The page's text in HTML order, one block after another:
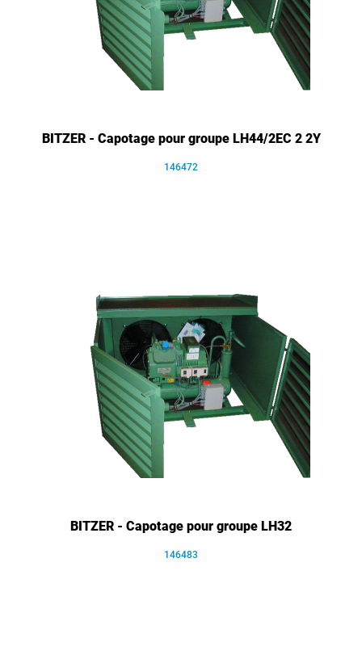
BITZER - Capotage pour groupe LH44/2EC 2 2Y
146472
BITZER - Capotage pour groupe LH32
146483